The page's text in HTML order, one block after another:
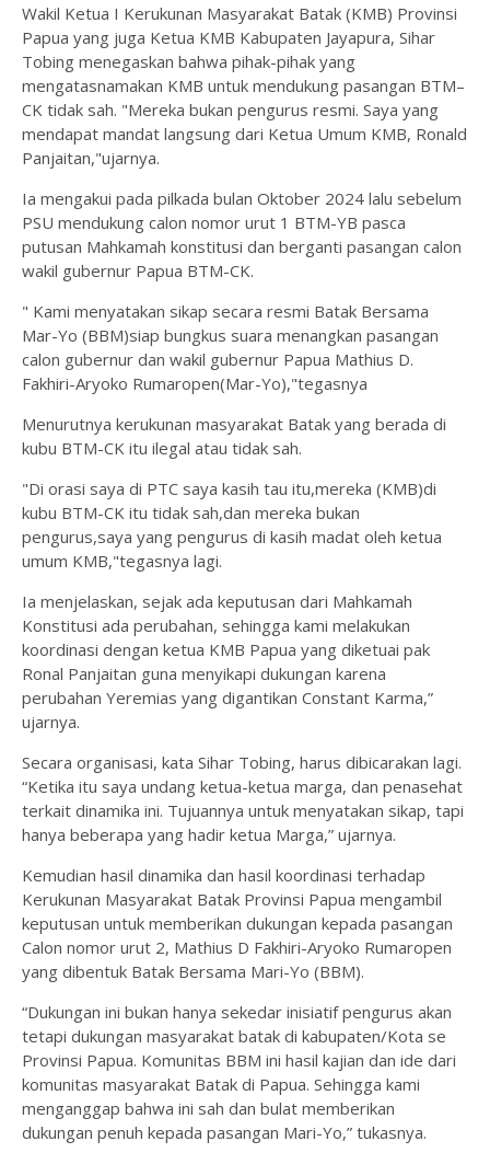
Wakil Ketua I Kerukunan Masyarakat Batak (KMB) Provinsi
Papua yang juga Ketua KMB Kabupaten Jayapura, Sihar
Tobing menegaskan bahwa pihak-pihak yang
mengatasnamakan KMB untuk mendukung pasangan BTM–
CK tidak sah. "Mereka bukan pengurus resmi. Saya yang
mendapat mandat langsung dari Ketua Umum KMB, Ronald
Panjaitan,"ujarnya.
Ia mengakui pada pilkada bulan Oktober 2024 lalu sebelum
PSU mendukung calon nomor urut 1 BTM-YB pasca
putusan Mahkamah konstitusi dan berganti pasangan calon
wakil gubernur Papua BTM-CK.
" Kami menyatakan sikap secara resmi Batak Bersama
Mar-Yo (BBM)siap bungkus suara menangkan pasangan
calon gubernur dan wakil gubernur Papua Mathius D.
Fakhiri-Aryoko Rumaropen(Mar-Yo),"tegasnya
Menurutnya kerukunan masyarakat Batak yang berada di
kubu BTM-CK itu ilegal atau tidak sah.
"Di orasi saya di PTC saya kasih tau itu,mereka (KMB)di
kubu BTM-CK itu tidak sah,dan mereka bukan
pengurus,saya yang pengurus di kasih madat oleh ketua
umum KMB,"tegasnya lagi.
Ia menjelaskan, sejak ada keputusan dari Mahkamah
Konstitusi ada perubahan, sehingga kami melakukan
koordinasi dengan ketua KMB Papua yang diketuai pak
Ronal Panjaitan guna menyikapi dukungan karena
perubahan Yeremias yang digantikan Constant Karma,”
ujarnya.
Secara organisasi, kata Sihar Tobing, harus dibicarakan lagi.
“Ketika itu saya undang ketua-ketua marga, dan penasehat
terkait dinamika ini. Tujuannya untuk menyatakan sikap, tapi
hanya beberapa yang hadir ketua Marga,” ujarnya.
Kemudian hasil dinamika dan hasil koordinasi terhadap
Kerukunan Masyarakat Batak Provinsi Papua mengambil
keputusan untuk memberikan dukungan kepada pasangan
Calon nomor urut 2, Mathius D Fakhiri-Aryoko Rumaropen
yang dibentuk Batak Bersama Mari-Yo (BBM).
“Dukungan ini bukan hanya sekedar inisiatif pengurus akan
tetapi dukungan masyarakat batak di kabupaten/Kota se
Provinsi Papua. Komunitas BBM ini hasil kajian dan ide dari
komunitas masyarakat Batak di Papua. Sehingga kami
menganggap bahwa ini sah dan bulat memberikan
dukungan penuh kepada pasangan Mari-Yo,” tukasnya.